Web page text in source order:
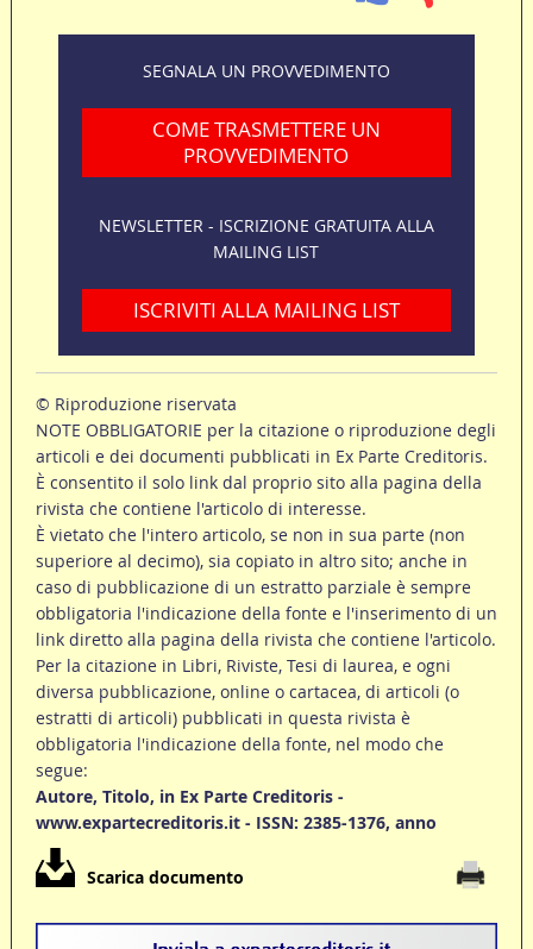
SEGNALA UN PROVVEDIMENTO
COME TRASMETTERE UN
PROVVEDIMENTO
NEWSLETTER - ISCRIZIONE GRATUITA ALLA
MAILING LIST
ISCRIVITI ALLA MAILING LIST
© Riproduzione riservata
NOTE OBBLIGATORIE per la citazione o riproduzione degli
articoli e dei documenti pubblicati in Ex Parte Creditoris.
È consentito il solo link dal proprio sito alla pagina della
rivista che contiene l'articolo di interesse.
È vietato che l'intero articolo, se non in sua parte (non
superiore al decimo), sia copiato in altro sito; anche in
caso di pubblicazione di un estratto parziale è sempre
obbligatoria l'indicazione della fonte e l'inserimento di un
link diretto alla pagina della rivista che contiene l'articolo.
Per la citazione in Libri, Riviste, Tesi di laurea, e ogni
diversa pubblicazione, online o cartacea, di articoli (o
estratti di articoli) pubblicati in questa rivista è
obbligatoria l'indicazione della fonte, nel modo che
segue:
Autore, Titolo, in Ex Parte Creditoris -
www.expartecreditoris.it - ISSN: 2385-1376, anno
Scarica documento